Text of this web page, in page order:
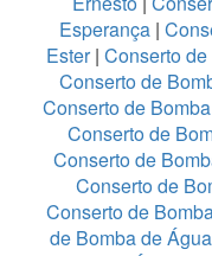
Esperança|
Ester| Conserto
Conserto de
Conserto de
Conserto de
Conserto de
Conserto de
Conserto de
de Bomba de